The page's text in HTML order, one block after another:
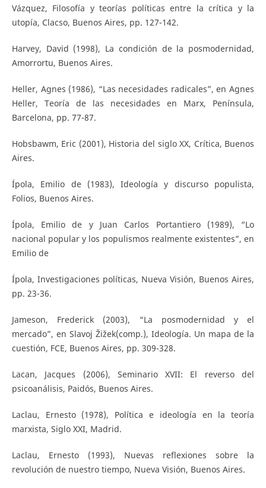
Vázquez, Filosofía y teorías políticas entre la crítica y la
utopía, Clacso, Buenos Aires, pp. 127-142.
Harvey, David (1998), La condición de la posmodernidad,
Amorrortu, Buenos Aires.
Heller, Agnes (1986), “Las necesidades radicales”, en Agnes
Heller, Teoría de las necesidades en Marx, Península,
Barcelona, pp. 77-87.
Hobsbawm, Eric (2001), Historia del siglo XX, Crítica, Buenos
Aires.
Ípola, Emilio de (1983), Ideología y discurso populista,
Folios, Buenos Aires.
Ípola, Emilio de y Juan Carlos Portantiero (1989), “Lo
nacional popular y los populismos realmente existentes”, en
Emilio de
Ípola, Investigaciones políticas, Nueva Visión, Buenos Aires,
pp. 23-36.
Jameson, Frederick (2003), “La posmodernidad y el
mercado”, en Slavoj Žižek(comp.), Ideología. Un mapa de la
cuestión, FCE, Buenos Aires, pp. 309-328.
Lacan, Jacques (2006), Seminario XVII: El reverso del
psicoanálisis, Paidós, Buenos Aires.
Laclau, Ernesto (1978), Política e ideología en la teoría
marxista, Siglo XXI, Madrid.
Laclau, Ernesto (1993), Nuevas reflexiones sobre la
revolución de nuestro tiempo, Nueva Visión, Buenos Aires.